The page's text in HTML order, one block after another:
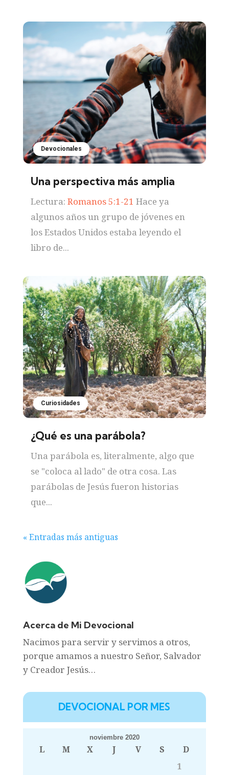
Devocionales
Una perspectiva más amplia
Lectura: Romanos 5:1-21 Hace ya
algunos años un grupo de jóvenes en
los Estados Unidos estaba leyendo el
libro de...
Curiosidades
¿Qué es una parábola?
Una parábola es, literalmente, algo que
se "coloca al lado" de otra cosa. Las
parábolas de Jesús fueron historias
que...
« Entradas más antiguas
Acerca de Mi Devocional
Nacimos para servir y servimos a otros,
porque amamos a nuestro Señor, Salvador
y Creador Jesús…
DEVOCIONAL POR MES
noviembre 2020
L M X J V S
D
1